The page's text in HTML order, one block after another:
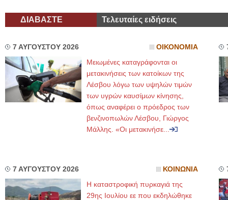
ΔΙΑΒΑΣΤΕ Τελευταίες ειδήσεις
7 ΑΥΓΟΥΣΤΟΥ 2026 ΟΙΚΟΝΟΜΙΑ
Μειωμένες καταγράφονται οι
μετακινήσεις των κατοίκων της
Λέσβου λόγω των υψηλών τιμών
των υγρών καυσίμων κίνησης,
όπως αναφέρει ο πρόεδρος των
βενζινοπωλών Λέσβου, Γιώργος
Μάλλης. «Οι μετακινήσε...
7 ΑΥΓΟΥΣΤΟΥ 2026 ΚΟΙΝΩΝΙΑ
Η καταστροφική πυρκαγιά της
29ης Ιουλίου εε που εκδηλώθηκε